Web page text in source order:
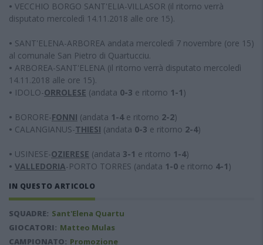
• VECCHIO BORGO SANT'ELIA-VILLASOR (il ritorno verrà
disputato mercoledì 14.11.2018 alle ore 15).
• SANT'ELENA-ARBOREA andata mercoledì 7 novembre (ore 15)
al comunale San Pietro di Quartucciu.
• ARBOREA-SANT'ELENA (il ritorno verrà disputato mercoledì
14.11.2018 alle ore 15).
• IDOLO-ORROLESE (andata 0-3 e ritorno 1-1)
• BORORE-FONNI (andata 1-4e ritorno 2-2)
• CALANGIANUS-THIESI (andata 0-3 e ritorno 2-4)
• USINESE-OZIERESE (andata 3-1 e ritorno 1-4)
• VALLEDORIA-PORTO TORRES (andata 1-0 e ritorno 4-1)
IN QUESTO ARTICOLO
SQUADRE: Sant'Elena Quartu
GIOCATORI: Matteo Mulas
CAMPIONATO: Promozione